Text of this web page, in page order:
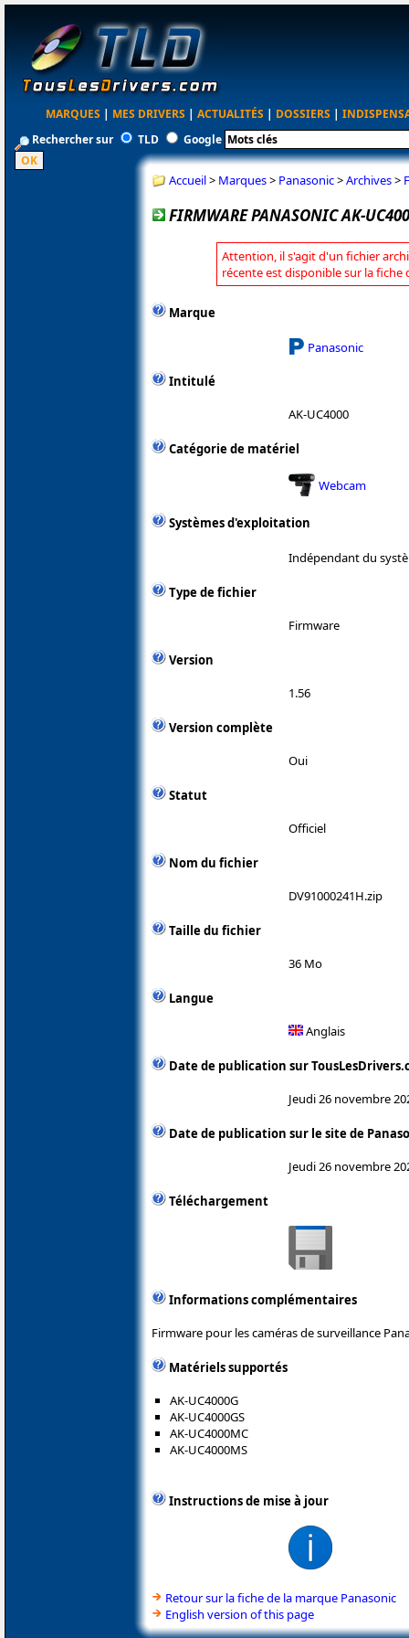
MARQUES | MES DRIVERS | ACTUALITÉS | DOSSIERS |
Rechercher sur
TLD Google
Accueil> Marques> Panasonic>Archives>
FIRMWARE PANASONIC AK-
Attention, il s'agit d'un fichier
récente est disponible sur la fiche
Marque
Panasonic
Intitulé
AK-UC4000
Catégorie de matériel
Webcam
Systèmes d'exploitation
Indépendant du
Type de fichier
Firmware
Version
1.56
Version complète
Oui
Statut
Officiel
Nom du fichier
DV91000241H.zip
Taille du fichier
36 Mo
Langue
Anglais
Date de publication sur
Jeudi 26 novembre
Date de publication sur le site de
Jeudi 26 novembre
Téléchargement
Informations complémentaires
Firmware pour les caméras de surveillance
Matériels supportés
AK-UC4000G
AK-UC4000GS
AK-UC4000MC
AK-UC4000MS
Instructions de mise à jour
Retour sur la fiche de la marque Panasonic
English version of this page